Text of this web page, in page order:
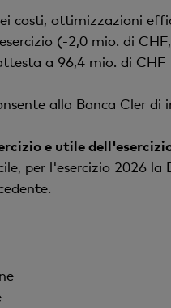
costi, ottimizzazioni
(-2,0 mio. di
a 96,4 mio. di
alla Banca Cler
e utile
per l'esercizio 2026 la